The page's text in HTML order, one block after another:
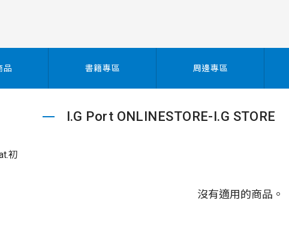
初
品 書籍專區 周邊專區
I.G Port ONLINESTORE-I.G STORE
沒有適用的商品。